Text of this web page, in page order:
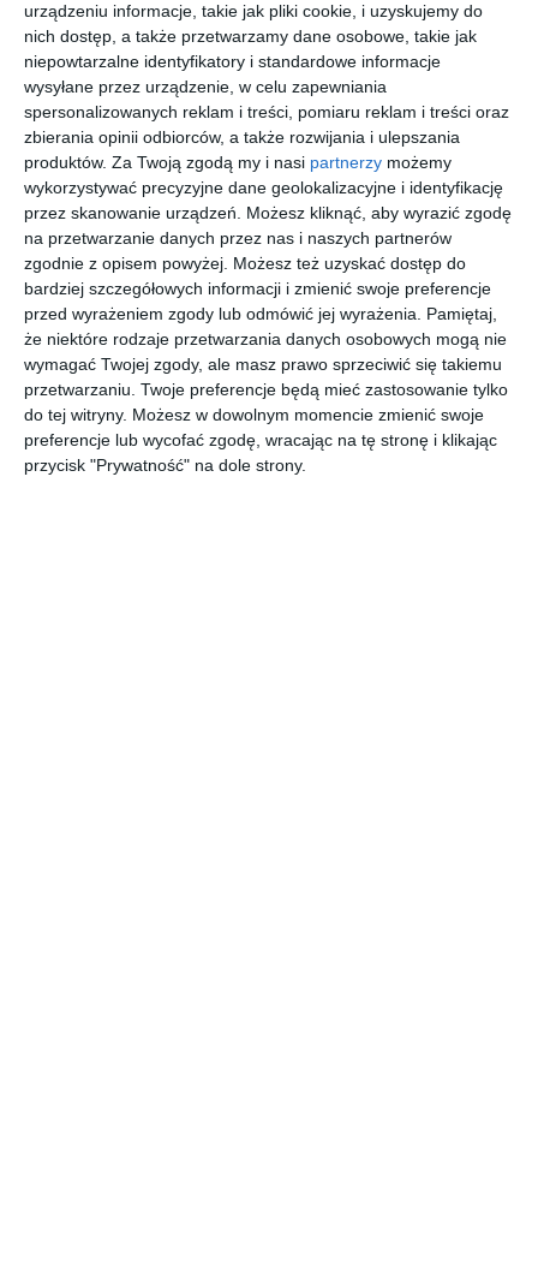
urządzeniu informacje, takie jak pliki cookie, i uzyskujemy do
nich dostęp, a także przetwarzamy dane osobowe, takie jak
niepowtarzalne identyfikatory i standardowe informacje
wysyłane przez urządzenie, w celu zapewniania
spersonalizowanych reklam i treści, pomiaru reklam i treści oraz
zbierania opinii odbiorców, a także rozwijania i ulepszania
produktów. Za Twoją zgodą my i nasi partnerzy możemy
wykorzystywać precyzyjne dane geolokalizacyjne i identyfikację
przez skanowanie urządzeń. Możesz kliknąć, aby wyrazić zgodę
na przetwarzanie danych przez nas i naszych partnerów
zgodnie z opisem powyżej. Możesz też uzyskać dostęp do
bardziej szczegółowych informacji i zmienić swoje preferencje
przed wyrażeniem zgody lub odmówić jej wyrażenia. Pamiętaj,
że niektóre rodzaje przetwarzania danych osobowych mogą nie
wymagać Twojej zgody, ale masz prawo sprzeciwić się takiemu
przetwarzaniu. Twoje preferencje będą mieć zastosowanie tylko
do tej witryny. Możesz w dowolnym momencie zmienić swoje
preferencje lub wycofać zgodę, wracając na tę stronę i klikając
przycisk "Prywatność" na dole strony.
INSPIRACJA
Kominek wolnostojący
Defro Home Orti w
tonowane bieli
Design który zmieni każde wnętrze to nowocześnie
wyglądający piecyk z nowej kolekcji DEFRO Home ORTI.
Wertykalnie położona szyba drzwi pozwala wydobyć piękną
wizję ognia. Efektowne zagięcia na froncie piecyka tworzą
ramę wokół widocznego paleniska, dające całości ciepłego
wrażenia. Nowoczesna i zwarta obudowa podkreśla piękno i
funkcjonalność tego modelu. Możliwość doprowadzenia
powietrza do paleniska od spodu i tyłu pieca. Możliwość
wypoziomowania pieca od 20 mm do 40 mm.